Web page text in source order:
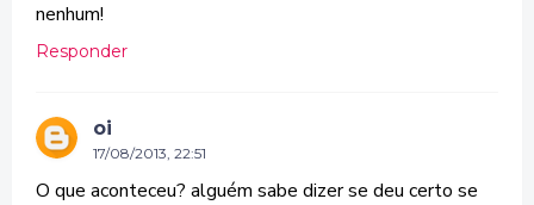
nenhum!
Responder
oi
17/08/2013, 22:51
O que aconteceu? alguém sabe dizer se deu certo se